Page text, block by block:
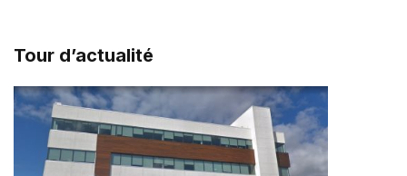
Tour d’actualité